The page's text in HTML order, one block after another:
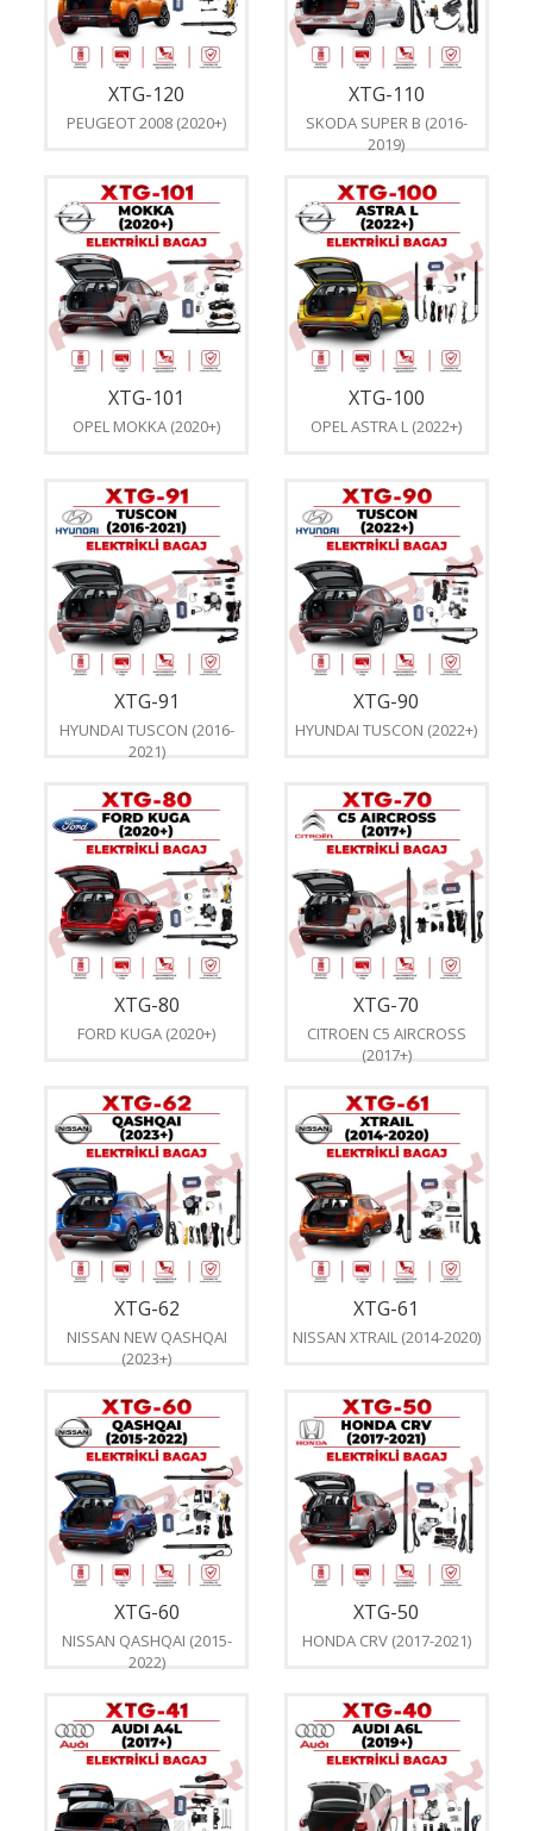
XTG-120
PEUGEOT 2008 (2020+)
XTG-110
SKODA SUPER B (2016-
2019)
XTG-101
OPEL MOKKA (2020+)
XTG-100
OPEL ASTRA L (2022+)
XTG-91
HYUNDAI TUSCON (2016-
2021)
XTG-90
HYUNDAI TUSCON (2022+)
XTG-80
FORD KUGA (2020+)
XTG-70
CITROEN C5 AIRCROSS
(2017+)
XTG-62
NISSAN NEW QASHQAI
(2023+)
XTG-61
NISSAN XTRAIL (2014-2020)
XTG-60
NISSAN QASHQAI (2015-
2022)
XTG-50
HONDA CRV (2017-2021)